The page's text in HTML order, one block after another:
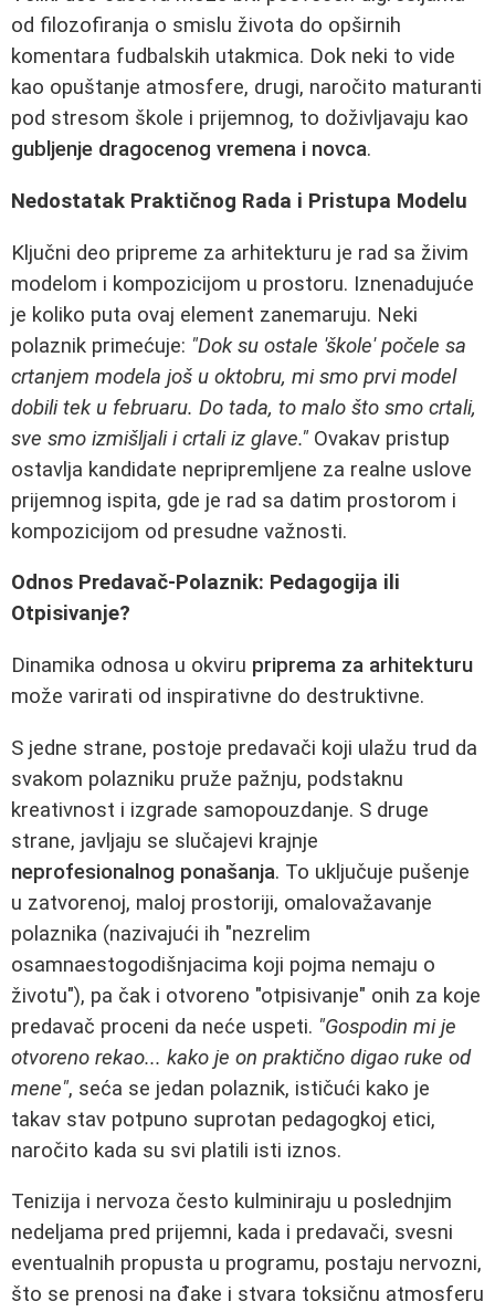
od filozofiranja o smislu života do opširnih
komentara fudbalskih utakmica. Dok neki to vide
kao opuštanje atmosfere, drugi, naročito maturanti
pod stresom škole i prijemnog, to doživljavaju kao
gubljenje dragocenog vremena i novca.
Nedostatak Praktičnog Rada i Pristupa Modelu
Ključni deo pripreme za arhitekturu je rad sa živim
modelom i kompozicijom u prostoru. Iznenadujuće
je koliko puta ovaj element zanemaruju. Neki
polaznik primećuje: "Dok su ostale 'škole' počele sa
crtanjem modela još u oktobru, mi smo prvi model
dobili tek u februaru. Do tada, to malo što smo crtali,
sve smo izmišljali i crtali iz glave." Ovakav pristup
ostavlja kandidate nepripremljene za realne uslove
prijemnog ispita, gde je rad sa datim prostorom i
kompozicijom od presudne važnosti.
Odnos Predavač-Polaznik: Pedagogija ili
Otpisivanje?
Dinamika odnosa u okviru priprema za arhitekturu
može varirati od inspirativne do destruktivne.
S jedne strane, postoje predavači koji ulažu trud da
svakom polazniku pruže pažnju, podstaknu
kreativnost i izgrade samopouzdanje. S druge
strane, javljaju se slučajevi krajnje
neprofesionalnog ponašanja. To uključuje pušenje
u zatvorenoj, maloj prostoriji, omalovažavanje
polaznika (nazivajući ih "nezrelim
osamnaestogodišnjacima koji pojma nemaju o
životu"), pa čak i otvoreno "otpisivanje" onih za koje
predavač proceni da neće uspeti. "Gospodin mi je
otvoreno rekao... kako je on praktično digao ruke od
mene", seća se jedan polaznik, ističući kako je
takav stav potpuno suprotan pedagogkoj etici,
naročito kada su svi platili isti iznos.
Tenizija i nervoza često kulminiraju u poslednjim
nedeljama pred prijemni, kada i predavači, svesni
eventualnih propusta u programu, postaju nervozni,
što se prenosi na đake i stvara toksičnu atmosferu